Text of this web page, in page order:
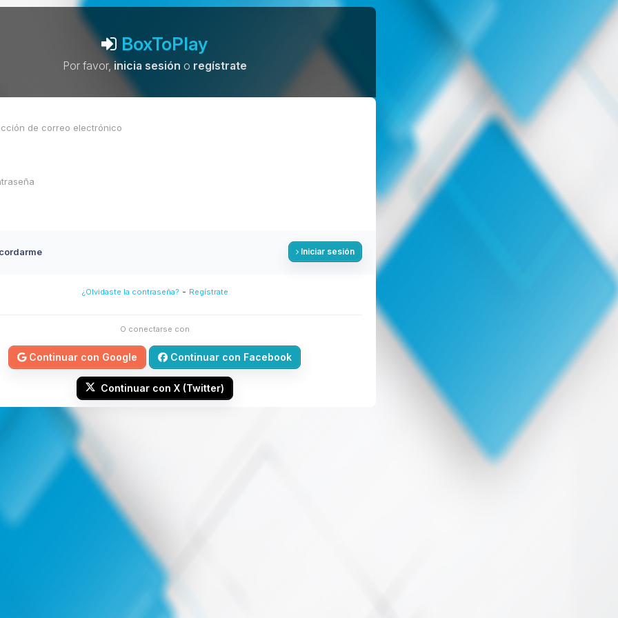
BoxToPlay
Por favor,inicia sesión o regístrate
Iniciar sesión
¿Olvidaste la contraseña? - Regístrate
O conectarse con
Continuar con Google Continuar con Facebook
Continuar con X (Twitter)